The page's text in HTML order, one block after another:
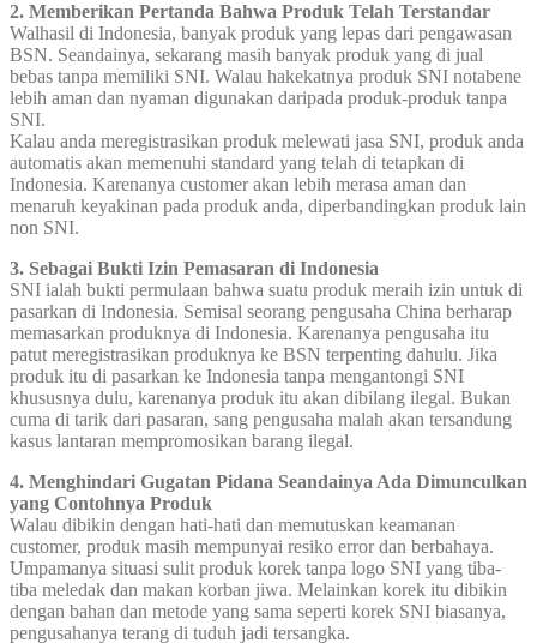
2. Memberikan Pertanda Bahwa Produk Telah Terstandar
Walhasil di Indonesia, banyak produk yang lepas dari pengawasan
BSN. Seandainya, sekarang masih banyak produk yang di jual
bebas tanpa memiliki SNI. Walau hakekatnya produk SNI notabene
lebih aman dan nyaman digunakan daripada produk-produk tanpa
SNI.
Kalau anda meregistrasikan produk melewati jasa SNI, produk anda
automatis akan memenuhi standard yang telah di tetapkan di
Indonesia. Karenanya customer akan lebih merasa aman dan
menaruh keyakinan pada produk anda, diperbandingkan produk lain
non SNI.
3. Sebagai Bukti Izin Pemasaran di Indonesia
SNI ialah bukti permulaan bahwa suatu produk meraih izin untuk di
pasarkan di Indonesia. Semisal seorang pengusaha China berharap
memasarkan produknya di Indonesia. Karenanya pengusaha itu
patut meregistrasikan produknya ke BSN terpenting dahulu. Jika
produk itu di pasarkan ke Indonesia tanpa mengantongi SNI
khususnya dulu, karenanya produk itu akan dibilang ilegal. Bukan
cuma di tarik dari pasaran, sang pengusaha malah akan tersandung
kasus lantaran mempromosikan barang ilegal.
4. Menghindari Gugatan Pidana Seandainya Ada Dimunculkan
yang Contohnya Produk
Walau dibikin dengan hati-hati dan memutuskan keamanan
customer, produk masih mempunyai resiko error dan berbahaya.
Umpamanya situasi sulit produk korek tanpa logo SNI yang tiba-
tiba meledak dan makan korban jiwa. Melainkan korek itu dibikin
dengan bahan dan metode yang sama seperti korek SNI biasanya,
pengusahanya terang di tuduh jadi tersangka.